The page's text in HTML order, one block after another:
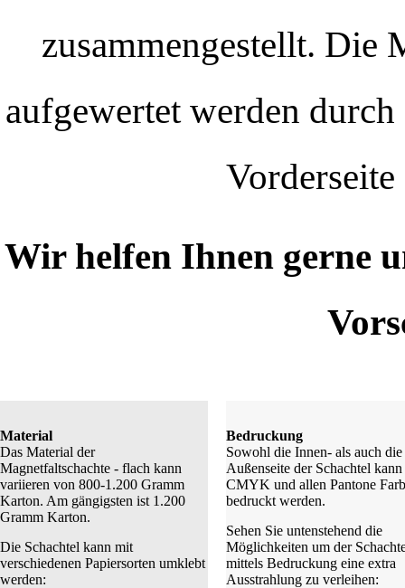
zusammengestellt. Die
aufgewertet werden
Wir helfen Ihnen gerne
Material
Das Material der
Magnetfaltschachte - flach kann
variieren von 800-1.200 Gramm
Karton. Am gängigsten ist 1.200
Gramm Karton.
Die Schachtel kann mit
verschiedenen Papiersorten umklebt
werden:
Bedruckung
Sowohl die Innen- als auch die
Außenseite der Schachtel
CMYK und allen Pantone
bedruckt werden.
Sehen Sie untenstehend die
Möglichkeiten um der
mittels Bedruckung eine extra
Ausstrahlung zu verleihen: